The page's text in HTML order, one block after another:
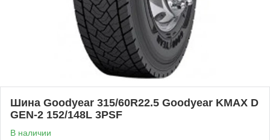
Шина Goodyear 315/60R22.5 Goodyear KMAX D
GEN-2 152/148L 3PSF
В наличии